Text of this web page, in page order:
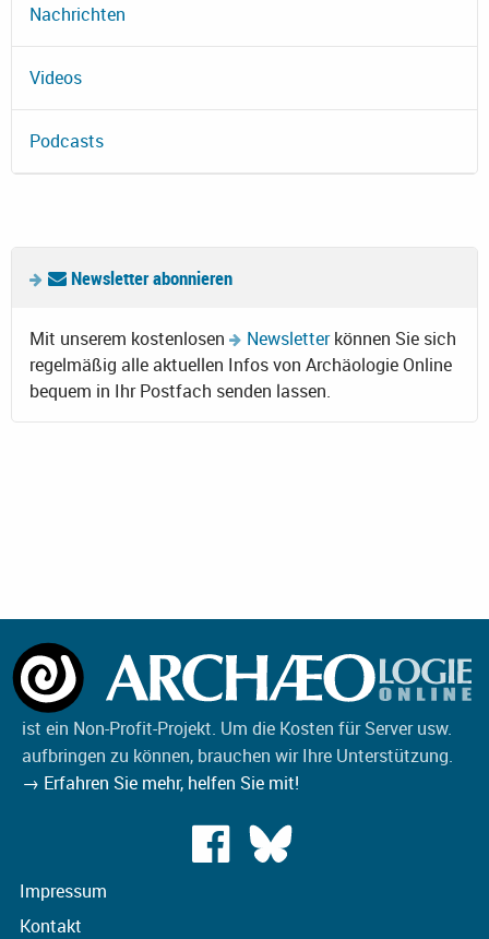
Nachrichten
Videos
Podcasts
Newsletter abonnieren
Mit unserem kostenlosen Newsletterkönnen Sie sich
regelmäßig alle aktuellen Infos von Archäologie Online
bequem in Ihr Postfach senden lassen.
ist ein Non-Profit-Projekt. Um die Kosten für Server usw.
aufbringen zu können, brauchen wir Ihre Unterstützung.
→ Erfahren Sie mehr, helfen Sie mit!
Impressum
Kontakt